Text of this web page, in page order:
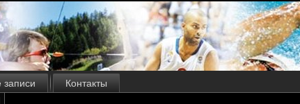
записи Контакты